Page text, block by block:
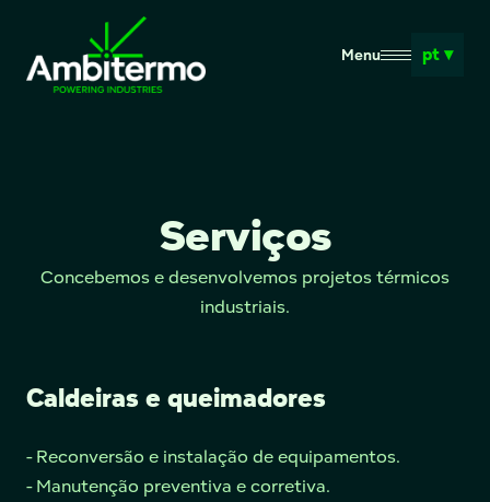
Menu pt ▾
Serviços
Concebemos e desenvolvemos projetos térmicos
industriais.
Caldeiras e queimadores
- Reconversão e instalação de equipamentos.
- Manutenção preventiva e corretiva.